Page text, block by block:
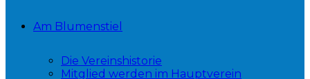
Am Blumenstiel
Die Vereinshistorie
Mitglied werden im Hauptverein